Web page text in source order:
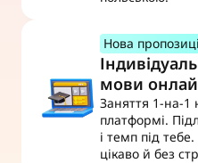
мови
Заняття 1-на-1
платформі.
і темп під
цікаво й без
Нова